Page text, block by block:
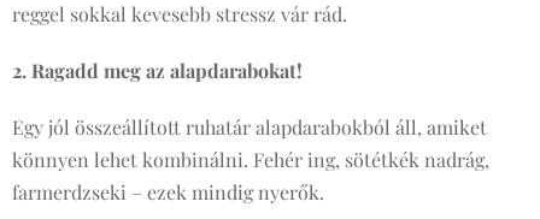
reggel sokkal kevesebb stressz vár rád.
2. Ragadd meg az alapdarabokat!
Egy jól összeállított ruhatár alapdarabokból áll, amiket
könnyen lehet kombinálni. Fehér ing, sötétkék nadrág,
farmerdzseki – ezek mindig nyerők.